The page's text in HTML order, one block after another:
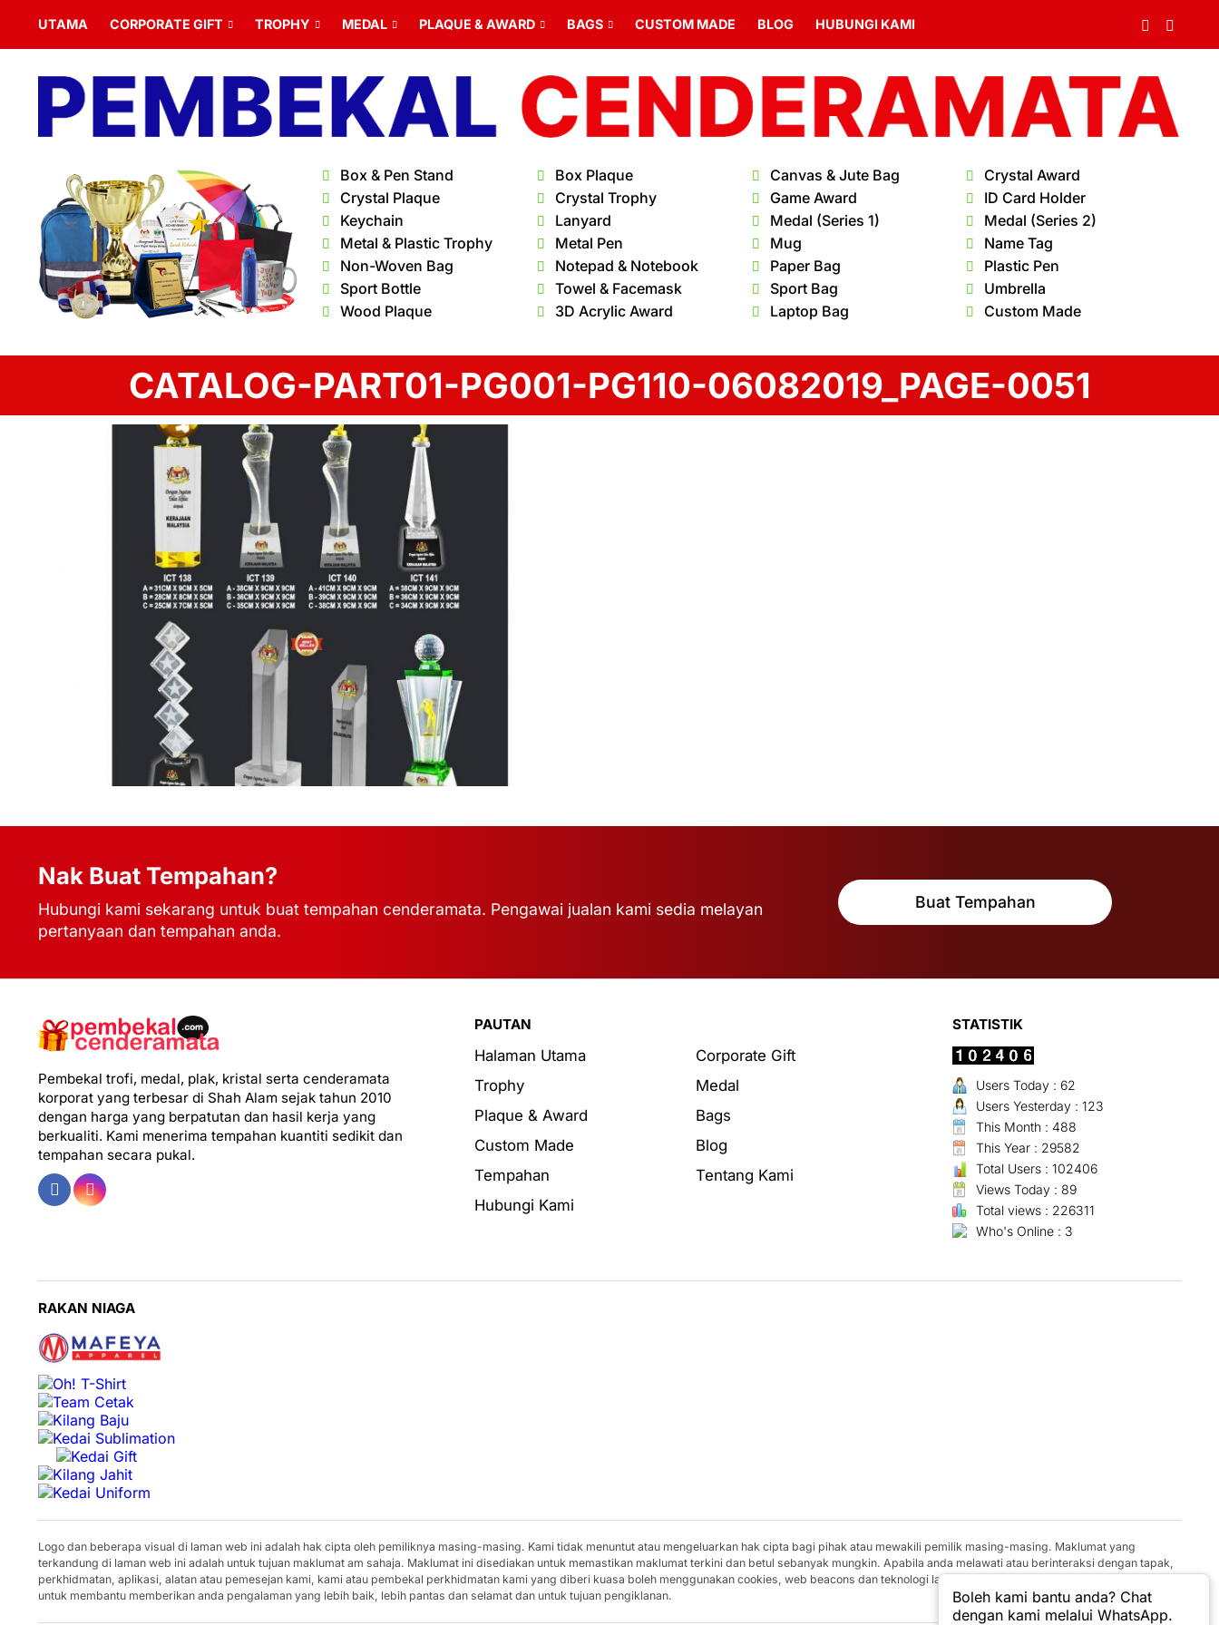
UTAMA CORPORATE GIFT TROPHY MEDAL PLAQUE & AWARD BAGS CUSTOM MADE BLOG HUBUNGI KAMI
Box & Pen Stand Box Plaque Canvas & Jute Bag
Crystal Award
Crystal Plaque
Crystal Trophy Game Award
ID Card Holder
Keychain
Lanyard Medal (Series 1)
Medal (Series 2)
Metal & Plastic Trophy
Metal Pen Mug
Name Tag
Non-Woven Bag
Notepad & Notebook Paper Bag
Plastic Pen
Sport Bottle
Towel & Facemask Sport Bag
Umbrella
Wood Plaque
3D Acrylic Award Laptop Bag Custom Made
CATALOG-PART01-PG001-PG110-06082019_PAGE-0051
Nak Buat Tempahan?
Hubungi kami sekarang untuk buat tempahan cenderamata. Pengawai jualan kami sedia melayan
pertanyaan dan tempahan anda.
Buat Tempahan
Pembekal trofi, medal, plak, kristal serta cenderamata
korporat yang terbesar di Shah Alam sejak tahun 2010
dengan harga yang berpatutan dan hasil kerja yang
berkualiti. Kami menerima tempahan kuantiti sedikit dan
tempahan secara pukal.
PAUTAN
Halaman Utama
Corporate Gift
Trophy
Medal
Plaque & Award
Bags
Custom Made
Blog
Tempahan
Tentang Kami
Hubungi Kami
STATISTIK
Users Today : 62
Users Yesterday : 123
This Month : 488
This Year : 29582
Total Users : 102406
Views Today : 89
Total views : 226311
Who's Online : 3
RAKAN NIAGA
Logo dan beberapa visual di laman web ini adalah hak cipta oleh pemiliknya masing-masing. Kami tidak menuntut atau mengeluarkan hak cipta bagi pihak atau mewakili pemilik masing-masing. Maklumat yang
terkandung di laman web ini adalah untuk tujuan maklumat am sahaja. Maklumat ini disediakan untuk memastikan maklumat terkini dan betul sebanyak mungkin. Apabila anda melawati atau berinteraksi dengan tapak,
perkhidmatan, aplikasi, alatan atau pemesejan kami, kami atau pembekal perkhidmatan kami yang diberi kuasa boleh menggunakan cookies, web beacons dan teknologi lain yang serupa untuk menyimpan maklumat
untuk membantu memberikan anda pengalaman yang lebih baik, lebih pantas dan selamat dan untuk tujuan pengiklanan.
Boleh kami bantu anda? Chat
dengan kami melalui WhatsApp.